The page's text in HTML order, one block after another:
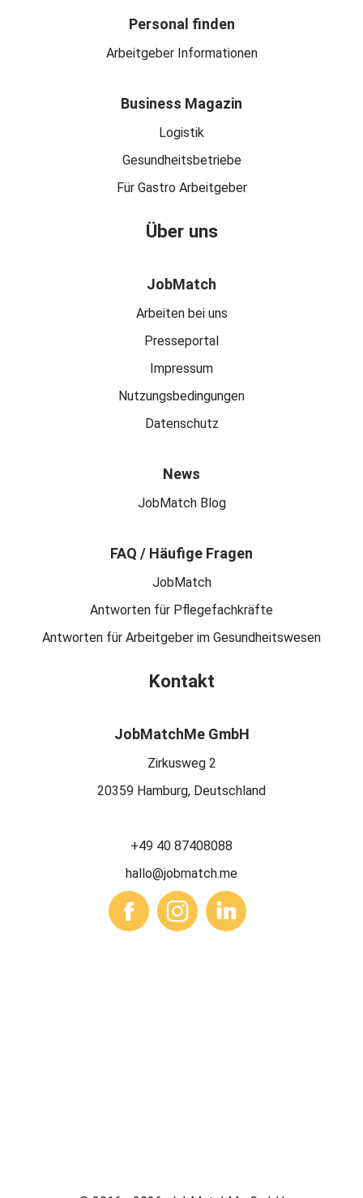
Personal finden
Arbeitgeber Informationen
Business Magazin
Logistik
Gesundheitsbetriebe
Für Gastro Arbeitgeber
Über uns
JobMatch
Arbeiten bei uns
Presseportal
Impressum
Nutzungsbedingungen
Datenschutz
News
JobMatch Blog
FAQ / Häufige Fragen
JobMatch
Antworten für Pflegefachkräfte
Antworten für Arbeitgeber im Gesundheitswesen
Kontakt
JobMatchMe GmbH
Zirkusweg 2
20359 Hamburg, Deutschland
+49 40 87408088
hallo@jobmatch.me